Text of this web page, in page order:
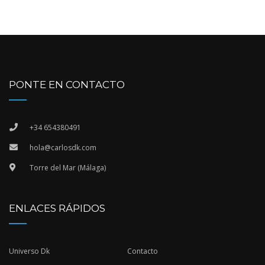
PONTE EN CONTACTO
+34 654380491
hola@carlosdk.com
Torre del Mar (Málaga)
ENLACES RÁPIDOS
Universo Dk Contacto